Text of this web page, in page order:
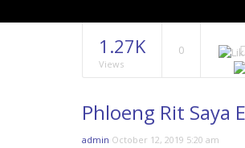
1.27K
Views
0
Phloeng Rit Saya
admin October 12, 2019 5:20 am